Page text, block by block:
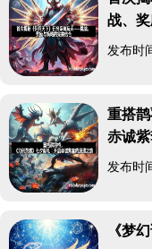
战、
发布时
重搭
赤诚
发布时
《梦